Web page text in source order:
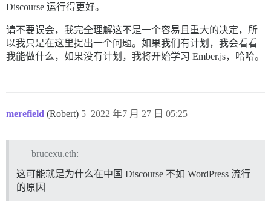
Discourse 运行得更好。
请不要误会，我完全理解这不是一个容易且重大的决定，所
以我只是在这里提出一个问题。如果我们有计划，我会看看
我能做什么，如果没有计划，我将开始学习 Ember.js，哈哈。
merefield (Robert) 2022 年7 月 27 日 05:25
5
brucexu.eth:
这可能就是为什么在中国 Discourse 不如 WordPress 流行
的原因